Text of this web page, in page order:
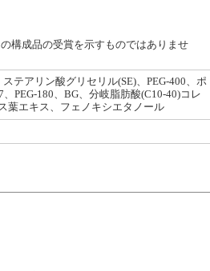
構成品の受賞を示すものではありませ
テアリン酸グリセリル(SE)、PEG-400、ポ
PEG-180、BG、分岐脂肪酸(C10-40)コレ
葉エキス、フェノキシエタノール